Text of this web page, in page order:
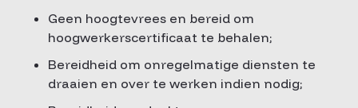
Geen hoogtevrees en bereid om
hoogwerkerscertificaat te behalen;
Bereidheid om onregelmatige diensten te
draaien en over te werken indien nodig;